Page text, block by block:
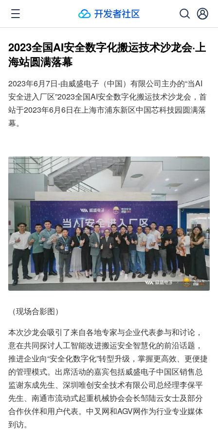
2023全国AI安全数字化搬运技术沙龙会·上
海站圆满落幕
2023年6月7日-由威盛电子（中国）有限公司主办的“当AI
安全进入厂区”2023全国AI安全数字化搬运技术沙龙会，首
站于2023年6月6日在上海市浦东新区中国芯科技园圆满落
幕。
（现场合影图）
本次沙龙会吸引了来自各地专家与企业代表参与和讨论，
意在共同探讨人工智能改进搬运安全智慧化的前沿话题，
推进企业向“安全化数字化”转型升级，掌握更高效、更便捷
的管理模式。出席活动的嘉宾包括威盛电子中国区销售总
监谢东成先生、深圳唯创安全技术有限公司总经理李保平
先生、南通市流动式起重机械协会会长邹陆云女士及部分
合作伙伴和用户代表。中叉网和AGV网作为行业专业媒体
到访。